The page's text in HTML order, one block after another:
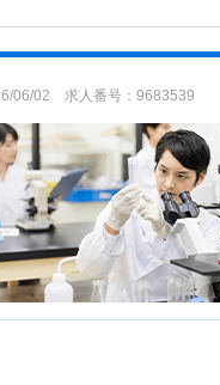
06/02 求人番号：9683539